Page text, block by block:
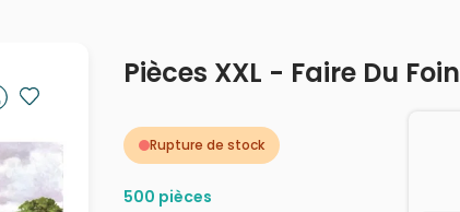
Pièces XXL - Faire Du Foin
Rupture de stock
500 pièces